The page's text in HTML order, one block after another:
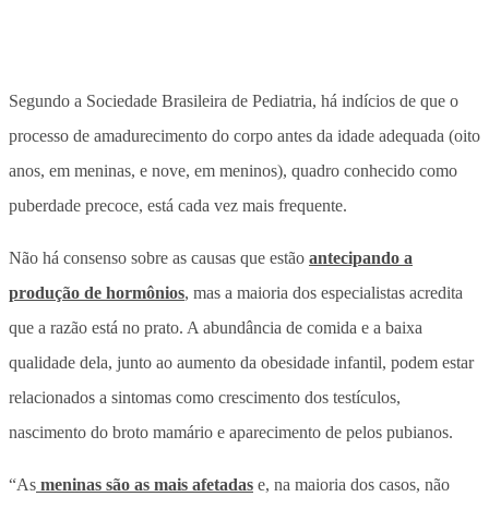
Segundo a Sociedade Brasileira de Pediatria, há indícios de que o
processo de amadurecimento do corpo antes da idade adequada (oito
anos, em meninas, e nove, em meninos), quadro conhecido como
puberdade precoce, está cada vez mais frequente.
Não há consenso sobre as causas que estão antecipando a
produção de hormônios, mas a maioria dos especialistas acredita
que a razão está no prato. A abundância de comida e a baixa
qualidade dela, junto ao aumento da obesidade infantil, podem estar
relacionados a sintomas como crescimento dos testículos,
nascimento do broto mamário e aparecimento de pelos pubianos.
“As meninas são as mais afetadas e, na maioria dos casos, não